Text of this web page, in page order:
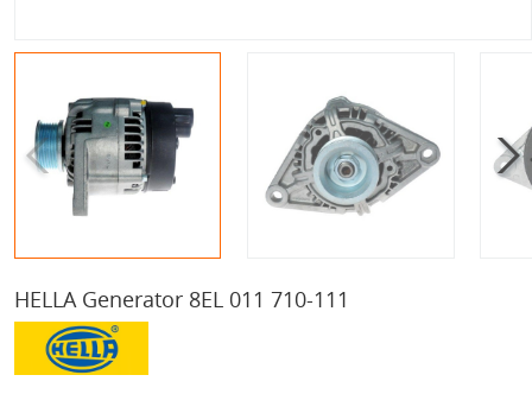
HELLA Generator 8EL 011 710-111